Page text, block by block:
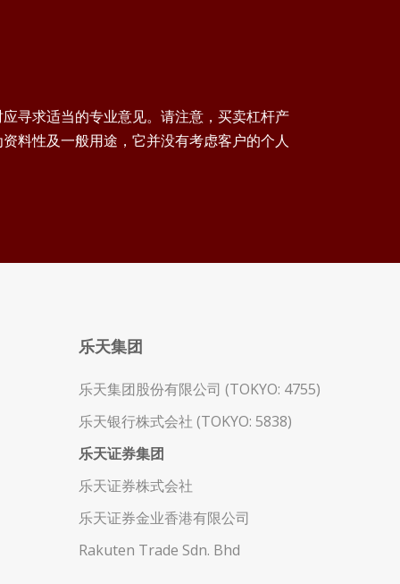
寻求适当的专业意见。请注意，买卖杠杆产
料性及一般用途，它并没有考虑客户的个人
乐天集团
乐天集团股份有限公司 (TOKYO: 4755)
乐天银行株式会社 (TOKYO: 5838)
乐天证券集团
乐天证券株式会社
乐天证券金业香港有限公司
Rakuten Trade Sdn. Bhd